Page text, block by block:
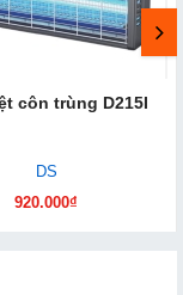
côn trùng D215I
DS
920.000₫